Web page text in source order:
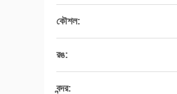
কৌশল:
রঙ:
বন্দর: